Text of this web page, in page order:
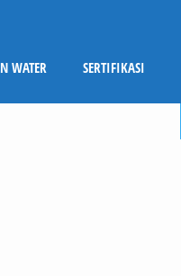
WATER SERTIFIKASI